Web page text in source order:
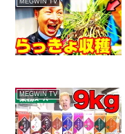
MEGWIN TV
MEGWIN TV